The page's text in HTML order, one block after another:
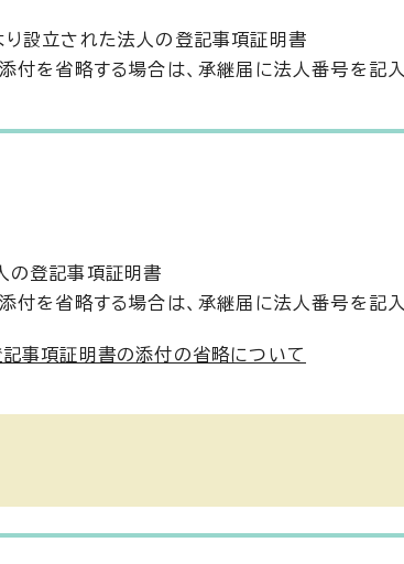
り設立された法人の登記事項証明書
付を省略する場合は、承継届に法人番号を記入
の登記事項証明書
付を省略する場合は、承継届に法人番号を記入
事項証明書の添付の省略について